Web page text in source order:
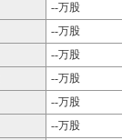
--万股
--万股
--万股
--万股
--万股
--万股